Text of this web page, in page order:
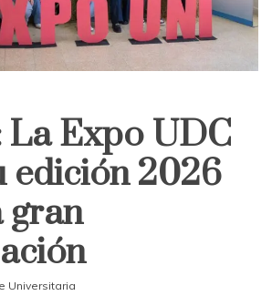
La Expo UDC
edición 2026
gran
Universitaria